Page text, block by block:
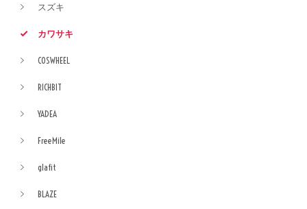
スズキ
カワサキ
COSWHEEL
RICHBIT
YADEA
FreeMile
glafit
BLAZE